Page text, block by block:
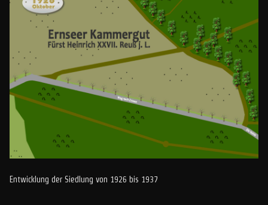
Entwicklung der Siedlung von 1926 bis 1937